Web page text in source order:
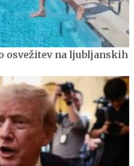
osvežitev na ljubljanskih